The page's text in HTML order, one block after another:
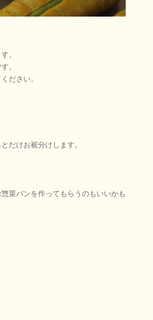
。
。
ださい。
だけお裾分けします。
菜パンを作ってもらうのもいいかも